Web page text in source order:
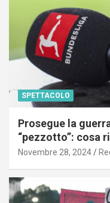
SPETTACOLO
Prosegue la
“pezzotto”: cosa
Novembre 28, 2024